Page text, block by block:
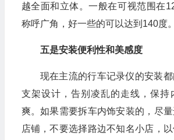
越全面和立体。一般在可视范围在
称呼广角，好一些的可以达到140度。
五是安装便利性和美感度
现在主流的行车记录仪的安装
支架设计，告别凌乱的走线，保持
爽。如果需要拆车内饰安装的，尽
店铺，不要选择路边不知名小店，